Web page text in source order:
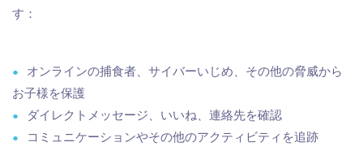
す：
オンラインの捕食者、サイバーいじめ、その他の脅威から
お子様を保護
ダイレクトメッセージ、いいね、連絡先を確認
コミュニケーションやその他のアクティビティを追跡